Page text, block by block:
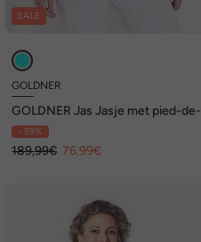
SALE
GOLDNER
GOLDNER Jas Jasje met pied-de-
poule-patroon
- 59%
189,99€ 76,99€